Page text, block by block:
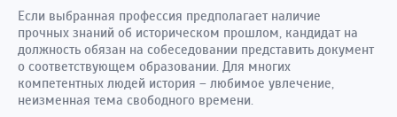
Если выбранная профессия предполагает наличие
прочных знаний об историческом прошлом, кандидат на
должность обязан на собеседовании представить документ
о соответствующем образовании. Для многих
компетентных людей история – любимое увлечение,
неизменная тема свободного времени.